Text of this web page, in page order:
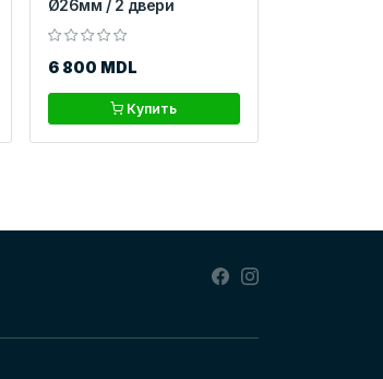
Ø26мм / 2 двери
6 800 MDL
Купить